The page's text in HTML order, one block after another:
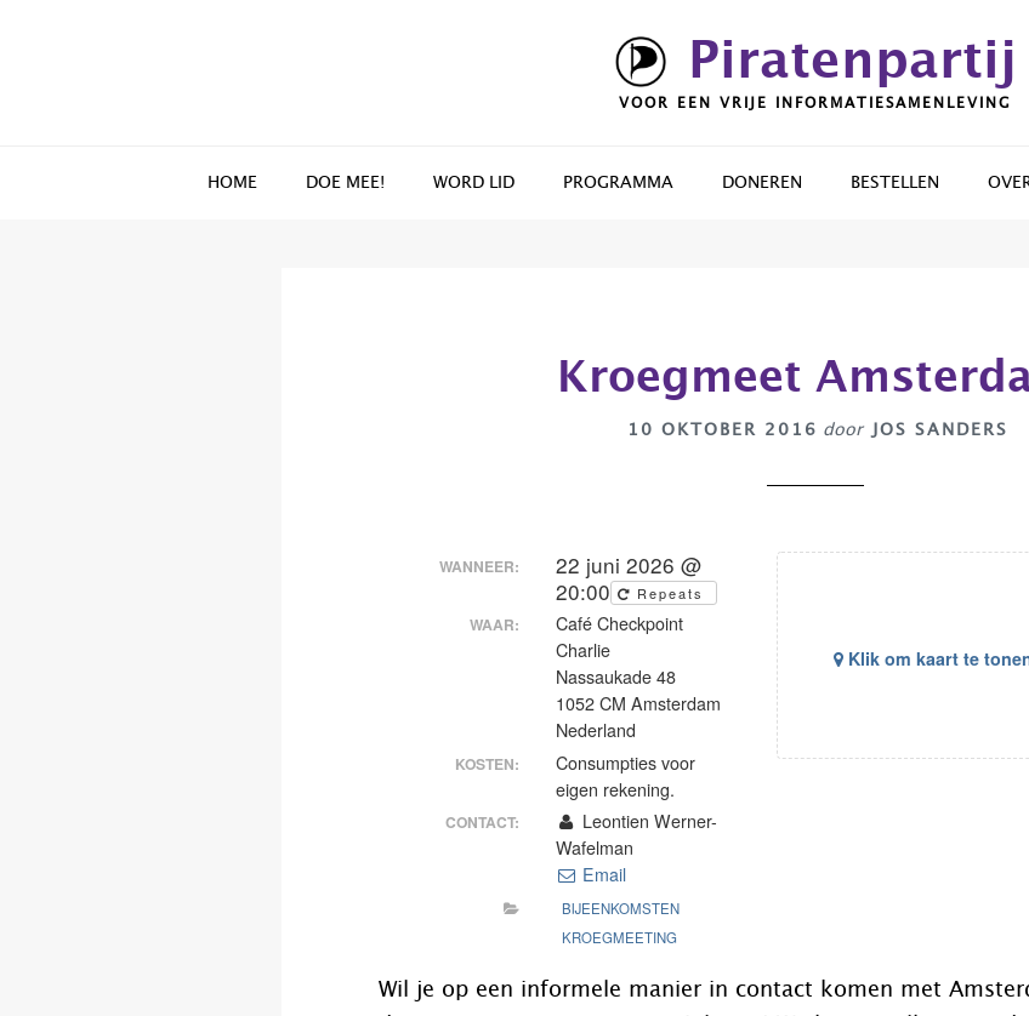
Piratenpartij
VOOR EEN VRIJE INFORMATIESAMENLEVING
HOME DOE MEE! WORD LID PROGRAMMA DONEREN BESTELLEN
Kroegmeet
10 OKTOBER 2016 door JOS SANDERS
Klik om kaart te tonen
WANNEER:
22 juni 2026 @
20:00
Repeats
WAAR:
Café Checkpoint
Charlie
Nassaukade 48
1052 CM Amsterdam
Nederland
KOSTEN:
Consumpties voor
eigen rekening.
CONTACT:
Leontien Werner-
Wafelman
Email
BIJEENKOMSTEN
KROEGMEETING
Wil je op een informele manier in contact komen met